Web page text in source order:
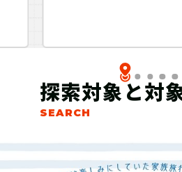
探索対象と対